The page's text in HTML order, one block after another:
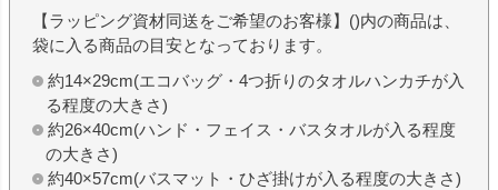
【ラッピング資材同送をご希望のお客様】()内の商品は、
袋に入る商品の目安となっております。
約14×29cm(エコバッグ・4つ折りのタオルハンカチが入
る程度の大きさ)
約26×40cm(ハンド・フェイス・バスタオルが入る程度
の大きさ)
約40×57cm(バスマット・ひざ掛けが入る程度の大きさ)